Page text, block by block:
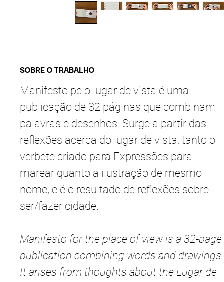
SOBRE O TRABALHO
Manifesto pelo lugar de vista é uma
publicação de 32 páginas que combinam
palavras e desenhos. Surge a partir das
reflexões acerca do lugar de vista, tanto o
verbete criado para Expressões para
marear quanto a ilustração de mesmo
nome, e é o resultado de reflexões sobre
ser/fazer cidade.
Manifesto for the place of view is a 32-page
publication combining words and drawings.
It arises from thoughts about the Lugar de